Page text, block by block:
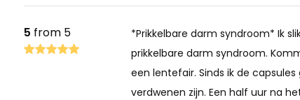
Acidophilus Plus has a positive effect on human
lactose intolerance.
One Acidophilus Plus capsule consists of 5 billion
5 from 5
*Prikkelbare darm syndroom* Ik
prikkelbare darm syndroom.
een lentefair. Sinds ik de
verdwenen zijn. Een half uur na